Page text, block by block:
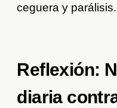
ceguera y parálisis.
Reflexión:
diaria